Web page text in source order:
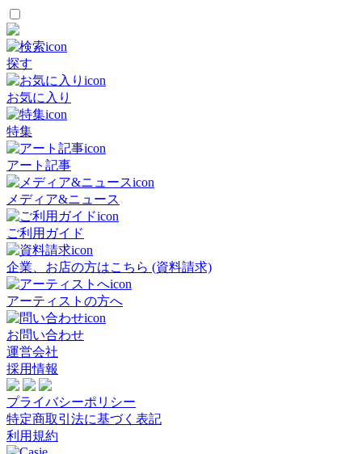
探す
お気に入り
特集
アート記事
メディア&ニュース
ご利用ガイド
企業、お店の方はこちら (資料請求)
アーティストの方へ
お問い合わせ
運営会社
採用情報
プライバシーポリシー
特定商取引法に基づく表記
利用規約